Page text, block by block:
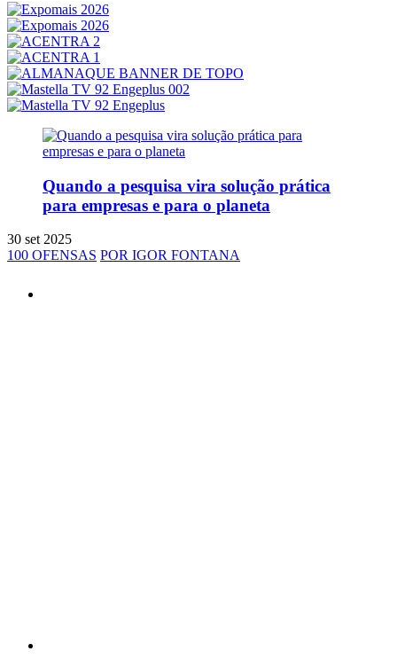
Quando a pesquisa vira solução prática
para empresas e para o planeta
30 set 2025
100 OFENSAS POR IGOR FONTANA